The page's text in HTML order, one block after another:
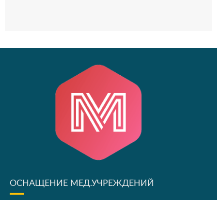
ОСНАЩЕНИЕ МЕД.УЧРЕЖДЕНИЙ